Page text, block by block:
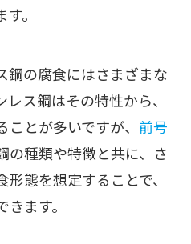
。
鋼の腐食にはさまざまな
ス鋼はその特性から、
とが多いですが、 前号
の種類や特徴と共に、さ
態を想定することで、
ます。